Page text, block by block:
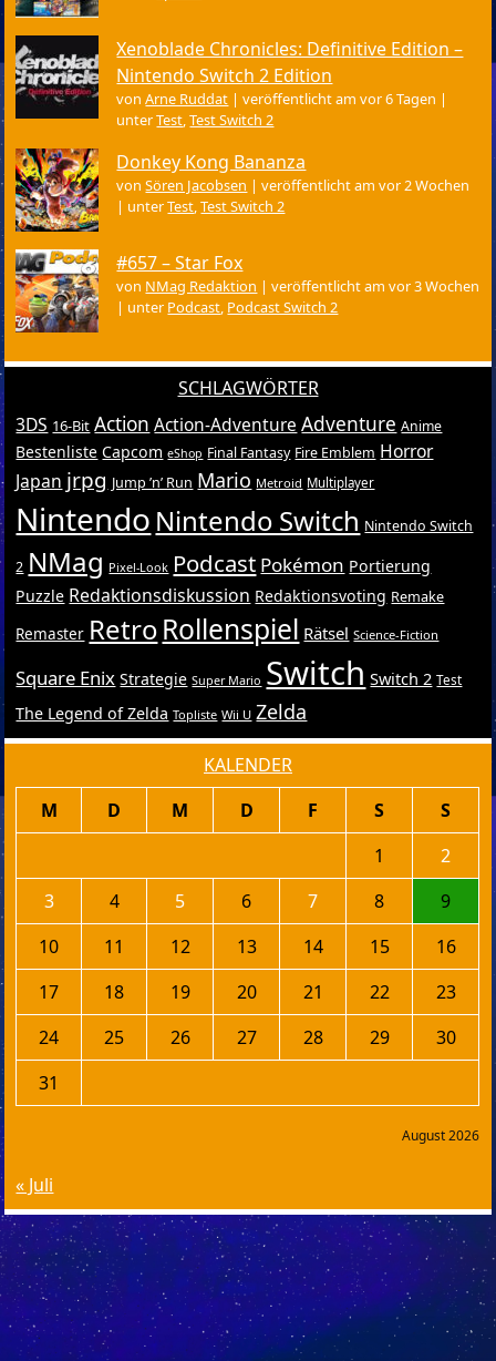
Xenoblade Chronicles: Definitive Edition –
Nintendo Switch 2 Edition
vonArne Ruddat |veröffentlicht am vor 6 Tagen |
unterTest,Test Switch 2
Donkey Kong Bananza
vonSören Jacobsen |veröffentlicht am vor 2 Wochen
| unterTest,Test Switch 2
#657 – Star Fox
von NMag Redaktion |veröffentlicht am vor 3 Wochen
| unter Podcast, Podcast Switch 2
SCHLAGWÖRTER
3DS 16-Bit Action Action-Adventure Adventure Anime
Bestenliste Capcom eShop Final Fantasy Fire Emblem Horror
Japan jrpg Jump ’n’ Run Mario Metroid Multiplayer
Nintendo Nintendo Switch Nintendo Switch
2 NMag Pixel-Look Podcast Pokémon Portierung
Puzzle Redaktionsdiskussion Redaktionsvoting Remake
Remaster RetroRollenspiel Rätsel Science-Fiction
Square Enix Strategie Super Mario Switch Switch 2 Test
The Legend of Zelda Topliste Wii U Zelda
KALENDER
August 2026
M D M D F S
S
1
2
3
4 5 6 7 8
9
10
11 12 13 14 15
16
17
18 19 20 21 22
23
24
25 26 27 28 29
30
31
« Juli